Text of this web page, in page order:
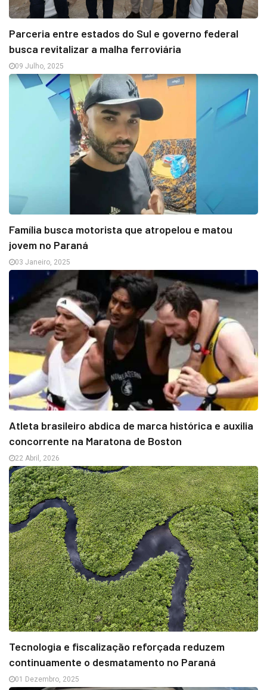
Parceria entre estados do Sul e governo federal
busca revitalizar a malha ferroviária
09 Julho, 2025
Família busca motorista que atropelou e matou
jovem no Paraná
03 Janeiro, 2025
Atleta brasileiro abdica de marca histórica e auxilia
concorrente na Maratona de Boston
22 Abril, 2026
Tecnologia e fiscalização reforçada reduzem
continuamente o desmatamento no Paraná
01 Dezembro, 2025